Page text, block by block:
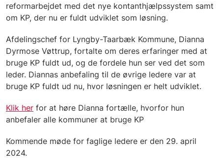
reformarbejdet med det nye kontanthjælpssystem samt
om KP, der nu er fuldt udviklet som løsning.
Afdelingschef for Lyngby-Taarbæk Kommune, Dianna
Dyrmose Vøttrup, fortalte om deres erfaringer med at
bruge KP fuldt ud, og de fordele hun ser ved det som
leder. Diannas anbefaling til de øvrige ledere var at
bruge KP fuldt ud nu, hvor løsningen er helt udviklet.
Klik her for at høre Dianna fortælle, hvorfor hun
anbefaler alle kommuner at bruge KP
Kommende møde for faglige ledere er den 29. april
2024.